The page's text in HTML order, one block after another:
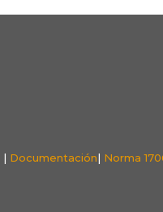
| Documentación| Norma